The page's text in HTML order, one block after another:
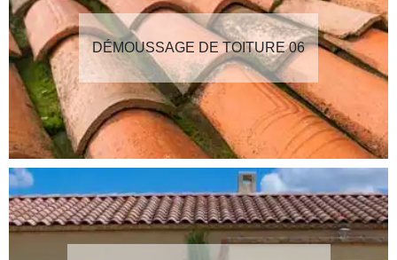
DÉMOUSSAGE DE TOITURE 06